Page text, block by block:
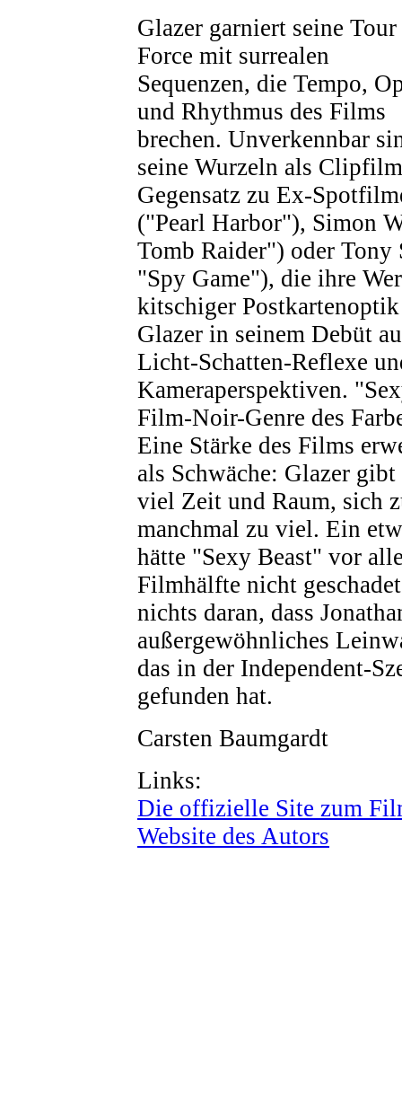
Glazer garniert seine Tour
Force mit surrealen
Sequenzen, die Tempo,
und Rhythmus des Films
brechen. Unverkennbar
seine Wurzeln als
Gegensatz zu Ex-
("Pearl Harbor"), Simon
Tomb Raider") oder
"Spy Game"), die ihre
kitschiger
Glazer in seinem Debüt
Licht-Schatten-Reflexe
Kameraperspektiven.
Film-Noir-Genre des
Eine Stärke des Films
als Schwäche: Glazer
viel Zeit und Raum, sich
manchmal zu viel. Ein
hätte "Sexy Beast" vor
Filmhälfte nicht
nichts daran, dass
außergewöhnliches
das in der Independent-
gefunden hat.
Carsten Baumgardt
Links:
Die offizielle Site zum
Website des Autors